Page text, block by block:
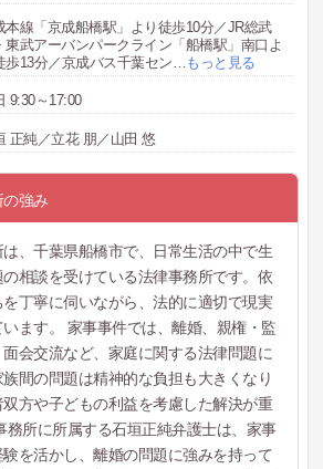
本線「京成船橋駅」より徒歩10分／JR総武
東武アーバンパークライン「船橋駅」南口よ
歩13分／京成バス千葉セン
もっと見る
9:30～17:00
正純／立花 朋／山田 悠
強み
、千葉県船橋市で、日常生活の中で生
の相談を受けている法律事務所です。依
丁寧に伺いながら、法的に適切で現実
ます。 家事事件では、離婚、親権・監
会交流など、家庭に関する法律問題に
間の問題は精神的な負担も大きくなり
方や子どもの利益を考慮した解決が重
務所に所属する石垣正純弁護士は、家事
を活かし、離婚の問題に強みを持って